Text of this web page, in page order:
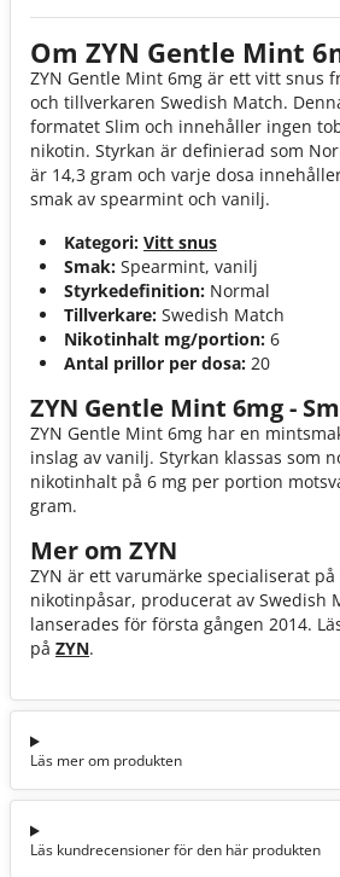
Om ZYN Gentle Mint
ZYN Gentle Mint 6mg är ett vitt snus
och tillverkaren Swedish Match.
formatet Slim och innehåller ingen
nikotin. Styrkan är definierad som
är 14,3 gram och varje dosa
smak av spearmint och vanilj.
Kategori: Vitt snus
Smak: Spearmint, vanilj
Styrkedefinition: Normal
Tillverkare: Swedish Match
Nikotinhalt mg/portion: 6
Antal prillor per dosa: 20
ZYN Gentle Mint 6mg -
ZYN Gentle Mint 6mg har en
inslag av vanilj. Styrkan klassas som
nikotinhalt på 6 mg per portion
gram.
Mer om ZYN
ZYN är ett varumärke specialiserat
nikotinpåsar, producerat av Swedish
lanserades för första gången 2014.
på ZYN.
Läs mer om produkten
Läs kundrecensioner för den här produkten